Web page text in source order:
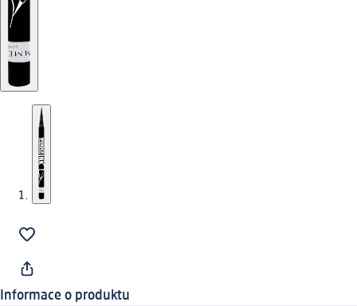
Informace o produktu